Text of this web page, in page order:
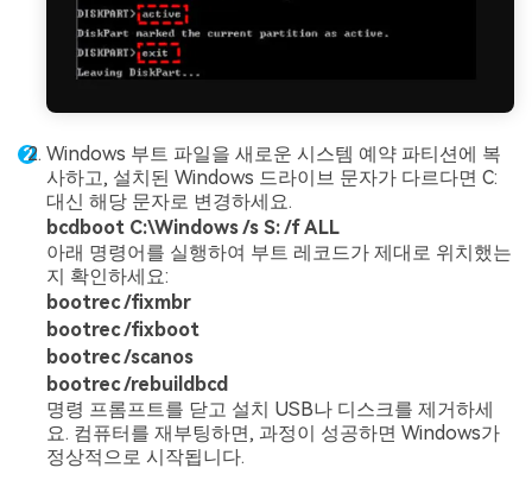
Windows 부트 파일을 새로운 시스템 예약 파티션에 복
사하고, 설치된 Windows 드라이브 문자가 다르다면 C:
대신 해당 문자로 변경하세요.
bcdboot C:\Windows /s S: /f ALL
아래 명령어를 실행하여 부트 레코드가 제대로 위치했는
지 확인하세요:
bootrec /fixmbr
bootrec /fixboot
bootrec /scanos
bootrec /rebuildbcd
명령 프롬프트를 닫고 설치 USB나 디스크를 제거하세
요. 컴퓨터를 재부팅하면, 과정이 성공하면 Windows가
정상적으로 시작됩니다.